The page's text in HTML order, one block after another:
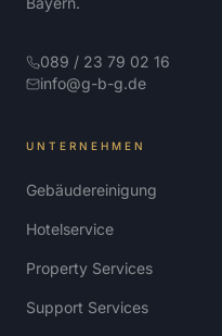
089 / 23 79 02 16
info@g-b-g.de
UNTERNEHMEN
Gebäudereinigung
Hotelservice
Property Services
Support Services